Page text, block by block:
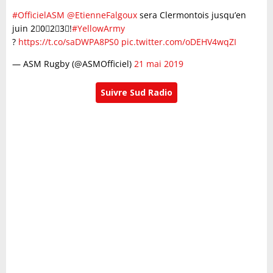
#OfficielASM @EtienneFalgoux sera Clermontois jusqu’en
juin 2⃣0⃣2⃣3⃣!#YellowArmy
? https://t.co/saDWPA8PS0 pic.twitter.com/oDEHV4wqZI
— ASM Rugby (@ASMOfficiel) 21 mai 2019
Suivre Sud Radio